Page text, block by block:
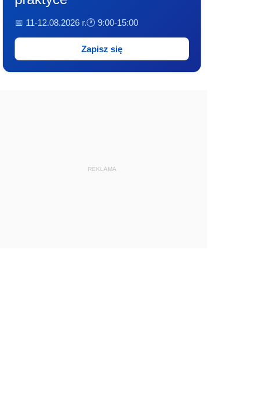
📅 11-12.08.2026 r.🕐 9:00-15:00
Zapisz się
REKLAMA